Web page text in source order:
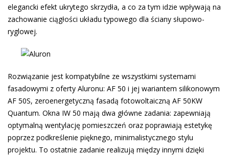
elegancki efekt ukrytego skrzydła, a co za tym idzie wpływają na
zachowanie ciągłości układu typowego dla ściany słupowo-
ryglowej.
Rozwiązanie jest kompatybilne ze wszystkimi systemami
fasadowymi z oferty Aluronu: AF 50 i jej wariantem silikonowym
AF 50S, zeroenergetyczną fasadą fotowoltaiczną AF 50KW
Quantum. Okna IW 50 mają dwa główne zadania: zapewniają
optymalną wentylację pomieszczeń oraz poprawiają estetykę
poprzez podkreślenie pięknego, minimalistycznego stylu
projektu. To ostatnie zadanie realizują między innymi dzięki